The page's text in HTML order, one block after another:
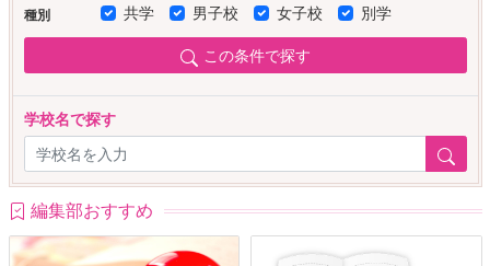
種別 共学 男子校 女子校 別学
この条件で探す
学校名で探す
編集部おすすめ